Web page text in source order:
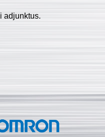
adjunktus.